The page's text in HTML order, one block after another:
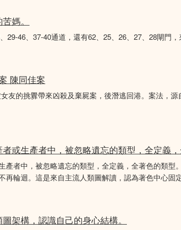
媽。
29-46、37-40通道，還有62、25、26、27、28閘門
陳同佳案
友的挑釁帶來凶殺及棄屍案，後潛逃回港。案法，
或生產者中，被忽略遺忘的類型，全定義，
產者中，被忽略遺忘的類型，全定義，全著色的類型
再輪迴。這是來自主流人類圖解讀，認為著色中心固
架構，認識自己的身心結構。